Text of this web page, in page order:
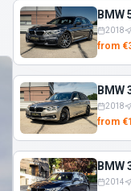
BMW
2018
from €
BMW
2018
from €
BMW
2014